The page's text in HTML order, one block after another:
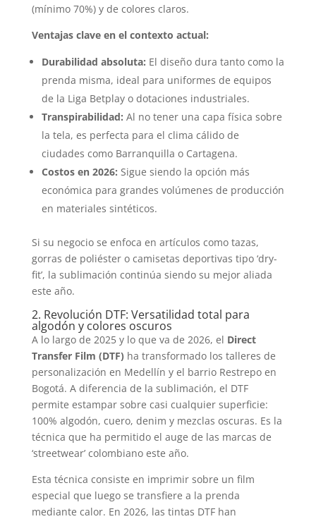
(mínimo 70%) y de colores claros.
Ventajas clave en el contexto actual:
Durabilidad absoluta: El diseño dura tanto como la
prenda misma, ideal para uniformes de equipos
de la Liga Betplay o dotaciones industriales.
Transpirabilidad: Al no tener una capa física sobre
la tela, es perfecta para el clima cálido de
ciudades como Barranquilla o Cartagena.
Costos en 2026: Sigue siendo la opción más
económica para grandes volúmenes de producción
en materiales sintéticos.
Si su negocio se enfoca en artículos como tazas,
gorras de poliéster o camisetas deportivas tipo ‘dry-
fit’, la sublimación continúa siendo su mejor aliada
este año.
2. Revolución DTF: Versatilidad total para
algodón y colores oscuros
A lo largo de 2025 y lo que va de 2026, el Direct
Transfer Film (DTF) ha transformado los talleres de
personalización en Medellín y el barrio Restrepo en
Bogotá. A diferencia de la sublimación, el DTF
permite estampar sobre casi cualquier superficie:
100% algodón, cuero, denim y mezclas oscuras. Es la
técnica que ha permitido el auge de las marcas de
‘streetwear’ colombiano este año.
Esta técnica consiste en imprimir sobre un film
especial que luego se transfiere a la prenda
mediante calor. En 2026, las tintas DTF han